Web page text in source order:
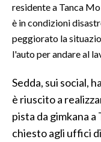
NECROLOGI
PUBBLICITÀ
SPIAGGE
residente a Tanca
è in condizioni
peggiorato la
l'auto per andare al
Sedda, sui social,
è riuscito a
pista da gimkana
chiesto agli uffici